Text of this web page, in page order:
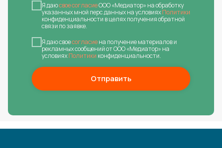
Я даюсвое согласиеООО «Медиатор» на обработку
указанных мной перс.данных на условияхПолитики
конфиденциальности в целях получения обратной
связи по заявке.
Я даю своесогласиена получение материалов и
рекламных сообщений от ООО «Медиатор» на
условияхПолитики конфиденциальности.
Отправить